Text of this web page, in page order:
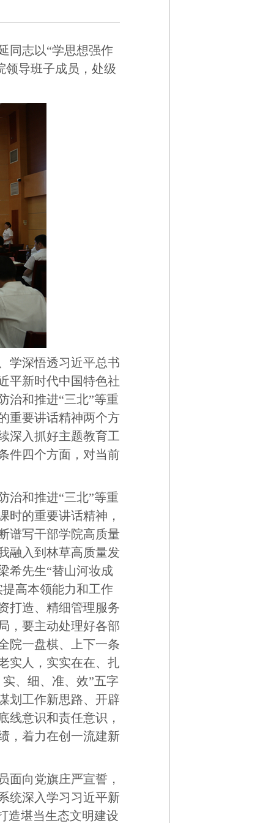
同志以“学思想强作
领导班子成员，处级
学深悟透习近平总书
平新时代中国特色社
治和推进“三北”等重
重要讲话精神两个方
深入抓好主题教育工
件四个方面，对当前
治和推进“三北”等重
时的重要讲话精神，
谱写干部学院高质量
融入到林草高质量发
希先生“替山河妆成
高本领能力和工作
打造、精细管理服务
，要主动处理好各部
院一盘棋、上下一条
实人，实实在在、扎
、细、准、效”五字
划工作新思路、开辟
线意识和责任意识，
，着力在创一流建新
面向党旗庄严宣誓，
统深入学习习近平新
造堪当生态文明建设